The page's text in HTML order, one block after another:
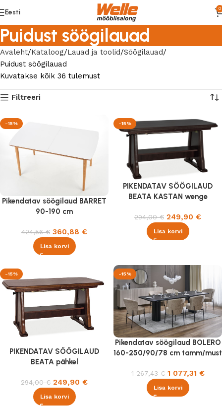
Eesti 0
Puidust söögilauad
Avaleht Kataloog Lauad ja toolid Söögilauad
Puidust söögilauad
Kuvatakse kõik 36 tulemust
Filtreeri
-15%
Pikendatav söögilaud BARRET
90-190 cm
424,56€ 360,88 €
Lisa korvi
-15%
PIKENDATAV SÖÖGILAUD
BEATA KASTAN wenge
294,00€ 249,90 €
Lisa korvi
-15%
PIKENDATAV SÖÖGILAUD
BEATA pähkel
294,00€ 249,90 €
Lisa korvi
-15%
Pikendatav söögilaud BOLERO
160-250/90/78 cm tamm/must
1 267,43€ 1 077,31 €
Lisa korvi